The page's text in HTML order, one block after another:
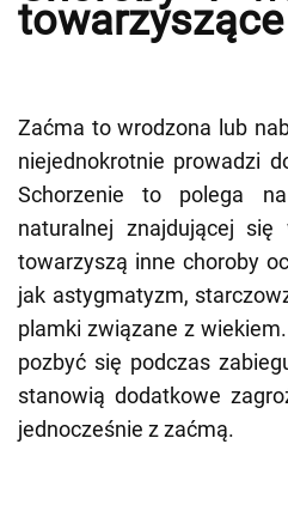
Zaćma to wrodzona lub
niejednokrotnie prowadzi
Schorzenie to polega
naturalnej znajdującej
towarzyszą inne choroby
jak astygmatyzm,
plamki związane z
pozbyć się podczas
stanowią dodatkowe
jednocześnie z zaćmą.